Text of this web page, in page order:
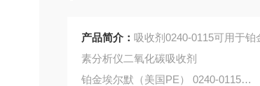
产品简介：吸收剂0240-0115可用于
素分析仪二氧化碳吸收剂
铂金埃尔默（美国PE） 0240-0115